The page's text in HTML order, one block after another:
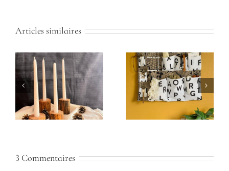
Articles similaires
3 Commentaires